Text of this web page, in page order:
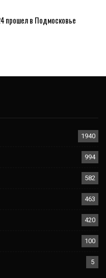
прошел в Подмосковье
1940
994
582
463
420
100
5